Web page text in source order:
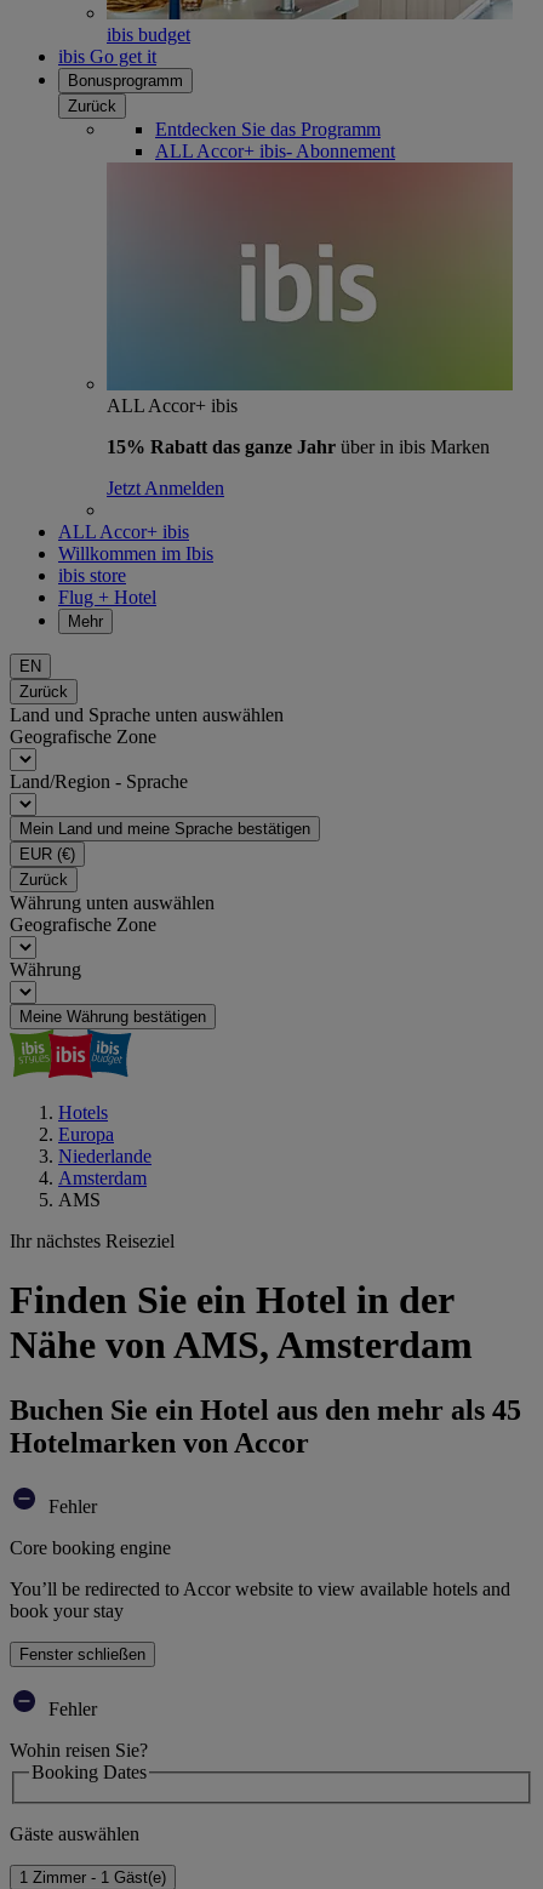
ibis budget
ibis Go get it
Bonusprogramm
Zurück
Entdecken Sie das Programm
ALL Accor+ ibis- Abonnement
ALL Accor+ ibis
15% Rabatt das ganze Jahr über in ibis Marken
Jetzt Anmelden
ALL Accor+ ibis
Willkommen im Ibis
ibis store
Flug + Hotel
Mehr
EN
Zurück
Land und Sprache unten auswählen
Geografische Zone
Land/Region - Sprache
Mein Land und meine Sprache bestätigen
EUR (€)
Zurück
Währung unten auswählen
Geografische Zone
Währung
Meine Währung bestätigen
Hotels
Europa
Niederlande
Amsterdam
AMS
Ihr nächstes Reiseziel
Finden Sie ein Hotel in der
Nähe von AMS, Amsterdam
Buchen Sie ein Hotel aus den mehr als 45
Hotelmarken von Accor
Fehler
Core booking engine
You’ll be redirected to Accor website to view available hotels and
book your stay
Fenster schließen
Fehler
Wohin reisen Sie?
Booking Dates
Gäste auswählen
1 Zimmer - 1 Gäst(e)